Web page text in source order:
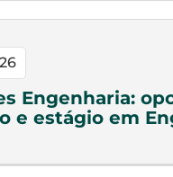
Engenharia:
e estágio em